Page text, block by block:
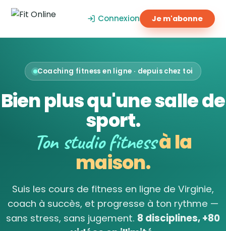
Connexion Je m'abonne
Coaching fitness en ligne · depuis chez toi
Bien plus qu'une salle de
sport.
Ton studio fitnessà la
maison.
Suis les cours de fitness en ligne de Virginie,
coach à succès, et progresse à ton rythme —
sans stress, sans jugement. 8 disciplines, +80